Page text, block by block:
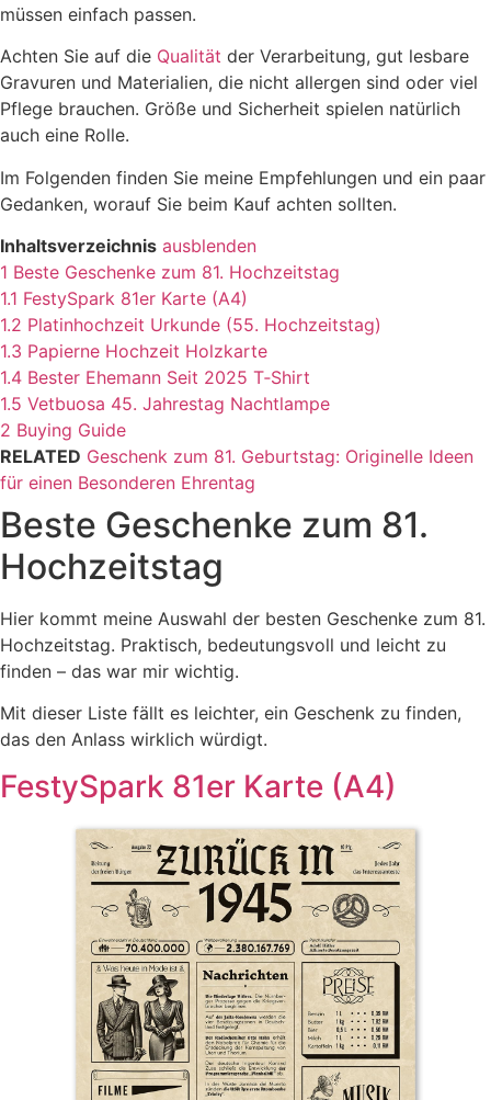
müssen einfach passen.
Achten Sie auf die Qualität der Verarbeitung, gut lesbare
Gravuren und Materialien, die nicht allergen sind oder viel
Pflege brauchen. Größe und Sicherheit spielen natürlich
auch eine Rolle.
Im Folgenden finden Sie meine Empfehlungen und ein paar
Gedanken, worauf Sie beim Kauf achten sollten.
Inhaltsverzeichnis ausblenden
1 Beste Geschenke zum 81. Hochzeitstag
1.1 FestySpark 81er Karte (A4)
1.2 Platinhochzeit Urkunde (55. Hochzeitstag)
1.3 Papierne Hochzeit Holzkarte
1.4 Bester Ehemann Seit 2025 T‑Shirt
1.5 Vetbuosa 45. Jahrestag Nachtlampe
2 Buying Guide
RELATED Geschenk zum 81. Geburtstag: Originelle Ideen
für einen Besonderen Ehrentag
Beste Geschenke zum 81.
Hochzeitstag
Hier kommt meine Auswahl der besten Geschenke zum 81.
Hochzeitstag. Praktisch, bedeutungsvoll und leicht zu
finden – das war mir wichtig.
Mit dieser Liste fällt es leichter, ein Geschenk zu finden,
das den Anlass wirklich würdigt.
FestySpark 81er Karte (A4)